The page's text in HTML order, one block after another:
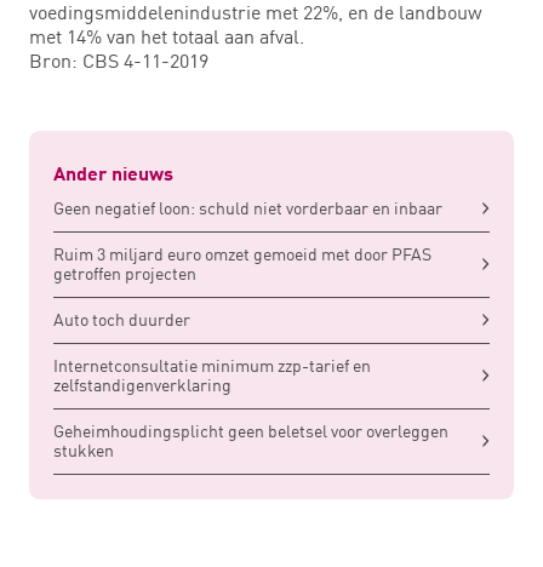
voedingsmiddelenindustrie met 22%, en de landbouw
met 14% van het totaal aan afval.
Bron: CBS 4-11-2019
Ander nieuws
Geen negatief loon: schuld niet vorderbaar en inbaar
Ruim 3 miljard euro omzet gemoeid met door PFAS
getroffen projecten
Auto toch duurder
Internetconsultatie minimum zzp-tarief en
zelfstandigenverklaring
Geheimhoudingsplicht geen beletsel voor overleggen
stukken